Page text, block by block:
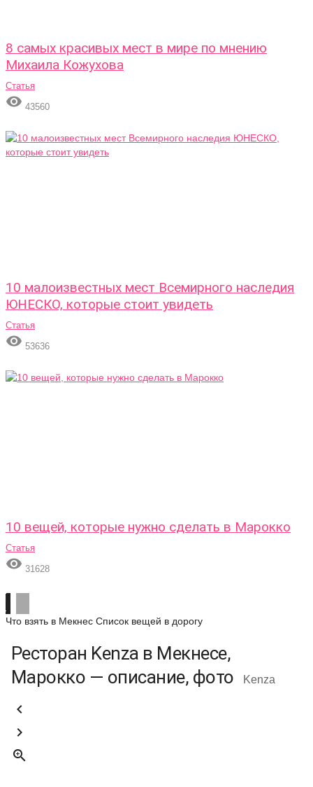
8 самых красивых мест в мире по мнению
Михаила Кожухова
Статья
 43560
10 малоизвестных мест Всемирного наследия
ЮНЕСКО, которые стоит увидеть
Статья
 53636
10 вещей, которые нужно сделать в Марокко
Статья
 31628
Что взять в Мекнес Список вещей в дорогу
Ресторан Kenza в Мекнесе,
Марокко — описание, фото
Kenza


